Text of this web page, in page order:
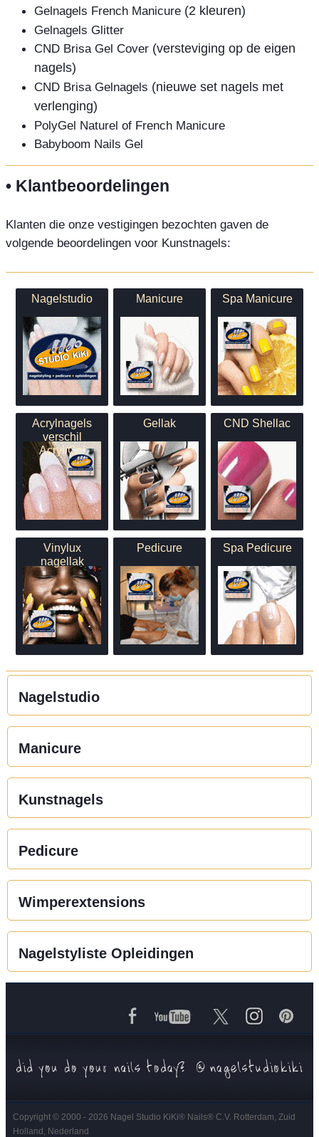
Gelnagels French Manicure (2 kleuren)
Gelnagels Glitter
CND Brisa Gel Cover (versteviging op de eigen
nagels)
CND Brisa Gelnagels (nieuwe set nagels met
verlenging)
PolyGel Naturel of French Manicure
Babyboom Nails Gel
• Klantbeoordelingen
Klanten die onze vestigingen bezochten gaven de
volgende beoordelingen voor Kunstnagels:
Nagelstudio Manicure Spa Manicure
Acrylnagels
verschil
Acryl/Gel
Gellak CND Shellac
Vinylux
nagellak
Pedicure Spa Pedicure
Nagelstudio
Manicure
Kunstnagels
Pedicure
Wimperextensions
Nagelstyliste Opleidingen
Copyright © 2000 - 2026 Nagel Studio KiKi® Nails® C.V. Rotterdam, Zuid
Holland, Nederland